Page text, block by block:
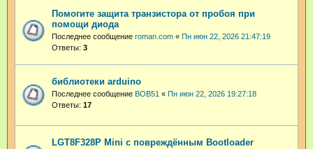
Помогите защита транзистора от пробоя при
помощи диода
Последнее сообщение roman.com « Пн июн 22, 2026 21:47:19
Ответы: 3
библиотеки arduino
Последнее сообщение BOB51 « Пн июн 22, 2026 19:27:18
Ответы: 17
LGT8F328P Mini с повреждённым Bootloader